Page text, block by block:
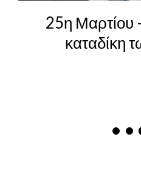
25η Μαρτίου
καταδίκη